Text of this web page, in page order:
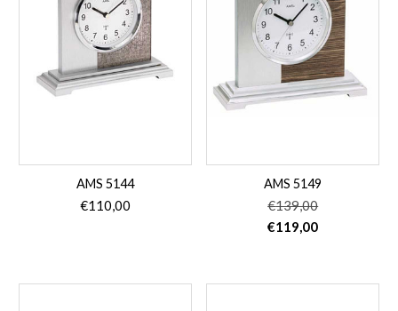
AMS 5144
€110,00
AMS 5149
€139,00
Oorspronkelijke
€119,00Huidige